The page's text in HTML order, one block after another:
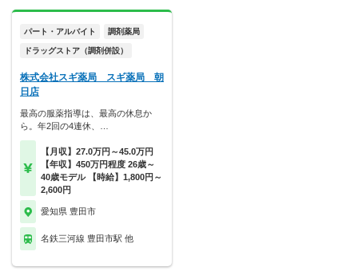
パート・アルバイト 調剤薬局
ドラッグストア（調剤併設）
株式会社スギ薬局 スギ薬局 朝
日店
最高の服薬指導は、最高の休息か
ら。年2回の4連休、…
【月収】27.0万円～45.0万円
【年収】450万円程度 26歳～
40歳モデル 【時給】1,800円～
2,600円
愛知県 豊田市
名鉄三河線 豊田市駅 他